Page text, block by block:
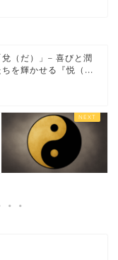
兌（だ）」– 喜びと潤
を輝かせる『悦（...